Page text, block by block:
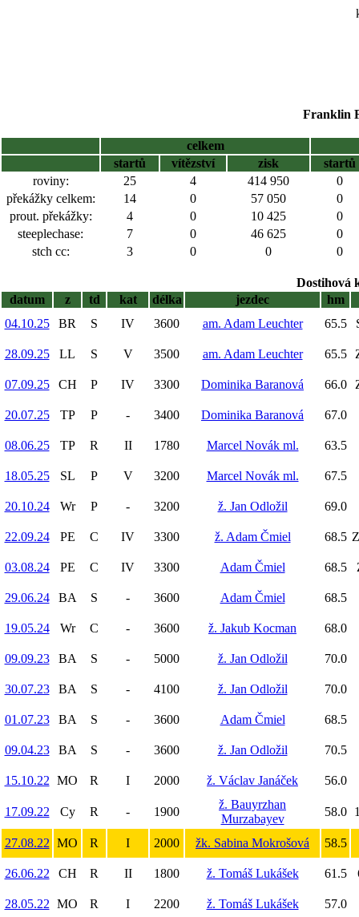
Franklin
celkem
startů
vítězství zisk
startů
roviny:
25 4 414 950
0
překážky celkem:
14 0 57 050
0
prout. překážky:
4 0 10 425
0
steeplechase:
7 0 46 625
0
stch cc:
3 0 0 0
Dostihová
datum
z td kat délka jezdec
hm
04.10.25
BR S IV 3600 am. Adam Leuchter 65.5
28.09.25 LL S V 3500 am. Adam Leuchter 65.5
07.09.25 CH P IV 3300 Dominika Baranová 66.0
20.07.25 TP P - 3400 Dominika Baranová 67.0
08.06.25 TP R II 1780 Marcel Novák ml. 63.5
18.05.25 SL P V 3200 Marcel Novák ml. 67.5
20.10.24 Wr P - 3200 ž. Jan Odložil 69.0
22.09.24 PE C IV 3300 ž. Adam Čmiel 68.5
03.08.24 PE C IV 3300 Adam Čmiel 68.5
29.06.24 BA S - 3600 Adam Čmiel 68.5
19.05.24 Wr C - 3600 ž. Jakub Kocman 68.0
09.09.23 BA S - 5000 ž. Jan Odložil 70.0
30.07.23 BA S - 4100 ž. Jan Odložil 70.0
01.07.23 BA S - 3600 Adam Čmiel 68.5
09.04.23 BA S - 3600 ž. Jan Odložil 70.5
15.10.22 MO R I 2000 ž. Václav Janáček 56.0
17.09.22 Cy R - 1900
ž. Bauyrzhan
Murzabayev
58.0
27.08.22 MO R I 2000 žk. Sabina Mokrošová 58.5
26.06.22 CH R II 1800 ž. Tomáš Lukášek 61.5
28.05.22 MO R I 2200 ž. Tomáš Lukášek 57.0